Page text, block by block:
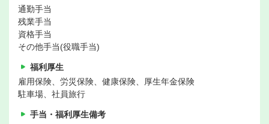
通勤手当
残業手当
資格手当
その他手当(役職手当)
福利厚生
雇用保険、労災保険、健康保険、厚生年金保険
駐車場、社員旅行
手当・福利厚生備考